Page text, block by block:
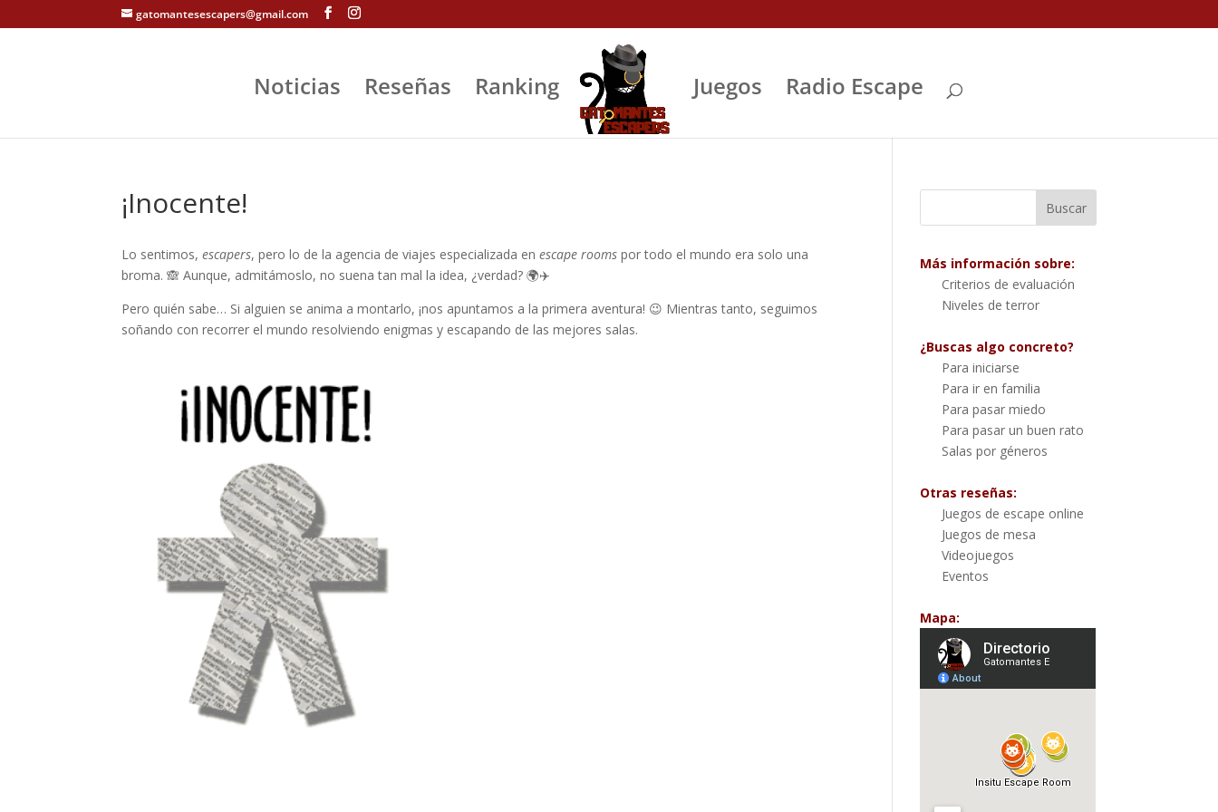
gatomantesescapers@gmail.com
Noticias Reseñas Ranking Juegos Radio Escape
¡Inocente!
Lo sentimos,escapers, pero lo de la agencia de viajes especializada enescape rooms por todo el mundo era solo una
broma. 🙈 Aunque, admitámoslo, no suena tan mal la idea, ¿verdad? 🌍✈️
Pero quién sabe… Si alguien se anima a montarlo, ¡nos apuntamos a la primera aventura! 😉 Mientras tanto, seguimos
soñando con recorrer el mundo resolviendo enigmas y escapando de las mejores salas.
Más información sobre:
Criterios de evaluación
Niveles de terror
¿Buscas algo concreto?
Para iniciarse
Para ir en familia
Para pasar miedo
Para pasar un buen rato
Salas por géneros
Otras reseñas:
Juegos de escape online
Juegos de mesa
Videojuegos
Eventos
Mapa: